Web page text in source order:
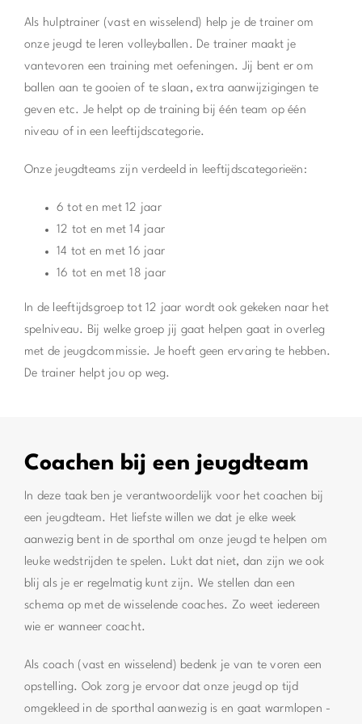
Als hulptrainer (vast en wisselend) help je de trainer om
onze jeugd te leren volleyballen. De trainer maakt je
vantevoren een training met oefeningen. Jij bent er om
ballen aan te gooien of te slaan, extra aanwijzigingen te
geven etc. Je helpt op de training bij één team op één
niveau of in een leeftijdscategorie.
Onze jeugdteams zijn verdeeld in leeftijdscategorieën:
6 tot en met 12 jaar
12 tot en met 14 jaar
14 tot en met 16 jaar
16 tot en met 18 jaar
In de leeftijdsgroep tot 12 jaar wordt ook gekeken naar het
spelniveau. Bij welke groep jij gaat helpen gaat in overleg
met de jeugdcommissie. Je hoeft geen ervaring te hebben.
De trainer helpt jou op weg.
Coachen bij een jeugdteam
In deze taak ben je verantwoordelijk voor het coachen bij
een jeugdteam. Het liefste willen we dat je elke week
aanwezig bent in de sporthal om onze jeugd te helpen om
leuke wedstrijden te spelen. Lukt dat niet, dan zijn we ook
blij als je er regelmatig kunt zijn. We stellen dan een
schema op met de wisselende coaches. Zo weet iedereen
wie er wanneer coacht.
Als coach (vast en wisselend) bedenk je van te voren een
opstelling. Ook zorg je ervoor dat onze jeugd op tijd
omgekleed in de sporthal aanwezig is en gaat warmlopen -